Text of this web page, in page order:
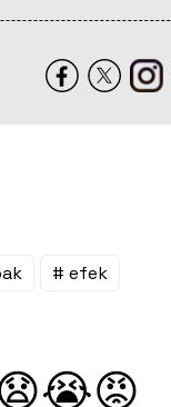
# efek
😭😡